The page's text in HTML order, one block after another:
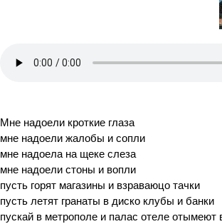
Мне надоели кроткие глаза
мне надоели жалобы и сопли
мне надоела на щеке слеза
мне надоели стоны и вопли
пусть горят магазины и взраваюцо тачки
пусть летят гранаты в диско клубы и банки
пускай в метрополе и палас отеле отымеют